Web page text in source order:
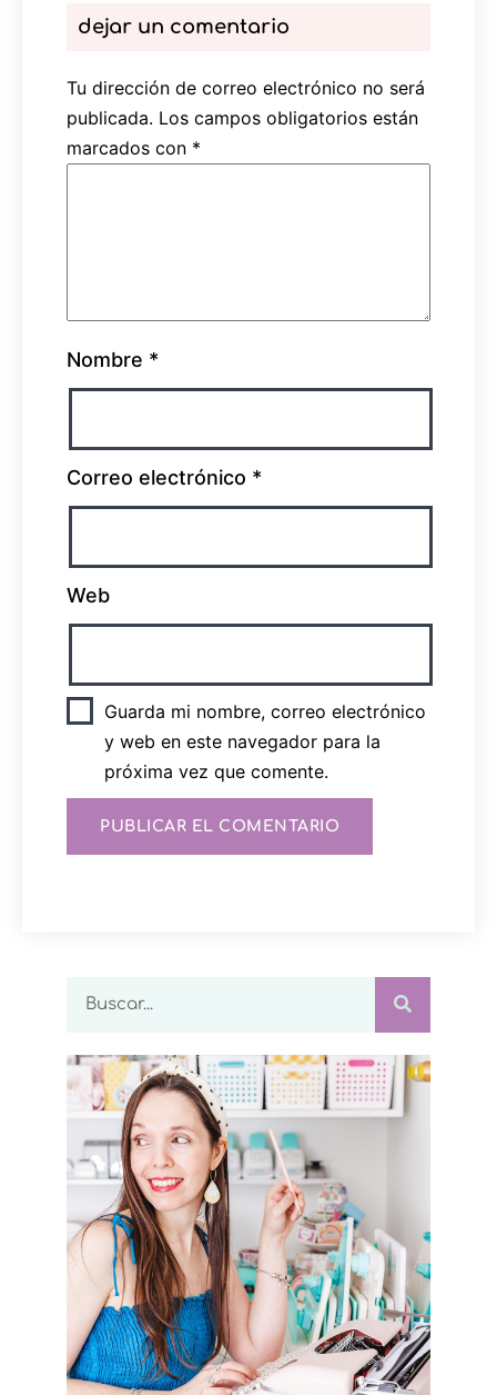
dejar un comentario
Tu dirección de correo electrónico no será
publicada. Los campos obligatorios están
marcados con *
Nombre *
Correo electrónico *
Web
Guarda mi nombre, correo electrónico
y web en este navegador para la
próxima vez que comente.